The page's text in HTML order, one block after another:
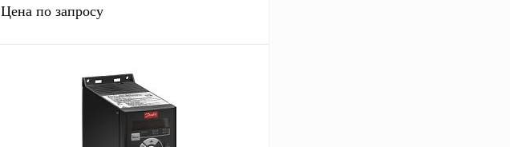
0,75кВт, 380В
Цена по запросу
Запросить цену
Сравнение